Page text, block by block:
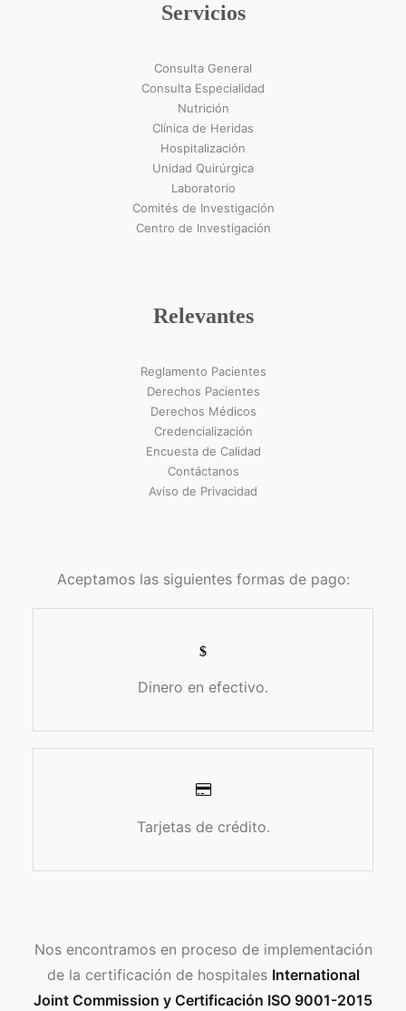
Servicios
Consulta General
Consulta Especialidad
Nutrición
Clínica de Heridas
Hospitalización
Unidad Quirúrgica
Laboratorio
Comités de Investigación
Centro de Investigación
Relevantes
Reglamento Pacientes
Derechos Pacientes
Derechos Médicos
Credencialización
Encuesta de Calidad
Contáctanos
Aviso de Privacidad
Aceptamos las siguientes formas de pago:
Dinero en efectivo.
Tarjetas de crédito.
Nos encontramos en proceso de implementación
de la certificación de hospitales International
Joint Commission y Certificación ISO 9001-2015